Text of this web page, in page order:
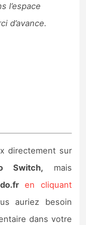
l’espace
d’avance.
directement sur
Switch, mais
en cliquant
auriez besoin
dans votre